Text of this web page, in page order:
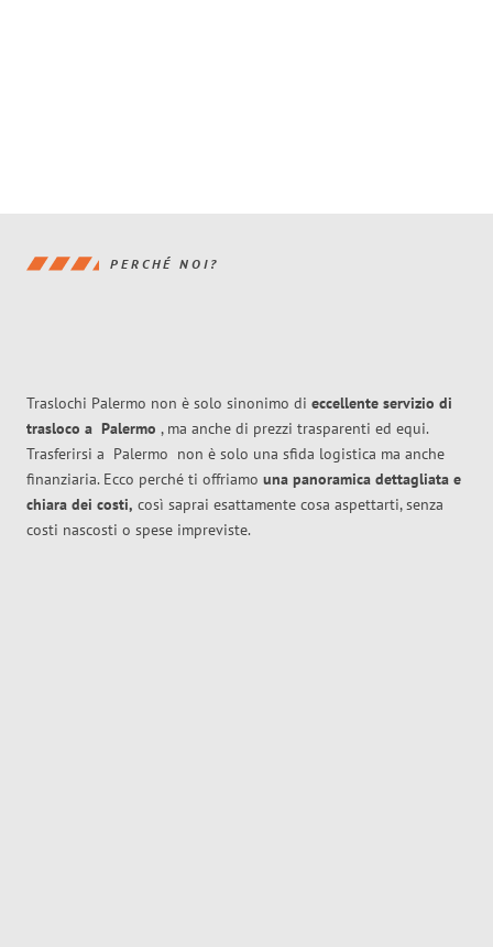
PERCHÉ NOI?
Traslochi Palermo non è solo sinonimo di eccellente servizio di
trasloco a Palermo , ma anche di prezzi trasparenti ed equi.
Trasferirsi a Palermo non è solo una sfida logistica ma anche
finanziaria. Ecco perché ti offriamo una panoramica dettagliata e
chiara dei costi, così saprai esattamente cosa aspettarti, senza
costi nascosti o spese impreviste.